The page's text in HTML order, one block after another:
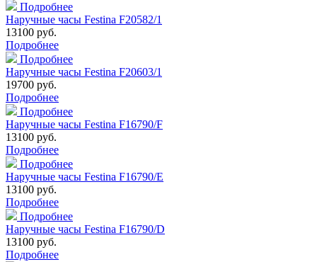
Подробнее
Наручные часы Festina F20582/1
13100 руб.
Подробнее
Подробнее
Наручные часы Festina F20603/1
19700 руб.
Подробнее
Подробнее
Наручные часы Festina F16790/F
13100 руб.
Подробнее
Подробнее
Наручные часы Festina F16790/E
13100 руб.
Подробнее
Подробнее
Наручные часы Festina F16790/D
13100 руб.
Подробнее